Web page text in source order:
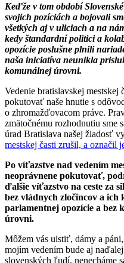
Keďže v tom období
svojich pozíciách a bojovali
všetkých aj v uliciach a na
kedy štandardní politici a
opozície poslušne plnili
naša iniciatíva neunikla
komunálnej úrovni.
Vedenie bratislavskej
pokutovať naše hnutie s
o zhromažďovacom práve.
zmätočnému rozhodnutiu sme
úrad Bratislava našej žiadosť
mestskej časti zrušil, a označil
Po víťazstve nad vedením
neoprávnene pokutovať,
ďalšie víťazstvo na ceste za
bez vládnych zločincov a
parlamentnej opozície a bez
úrovni.
Môžem vás uistiť, dámy a
mojím vedením bude aj
slovenských ľudí, nenecháme